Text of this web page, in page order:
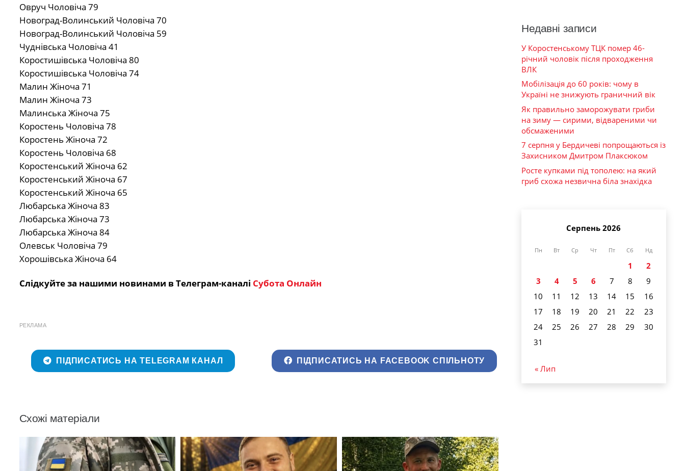
Овруч Чоловіча 79
Новоград-Волинський Чоловіча 70
Новоград-Волинський Чоловіча 59
Чуднівська Чоловіча 41
Коростишівська Чоловіча 80
Коростишівська Чоловіча 74
Малин Жіноча 71
Малин Жіноча 73
Малинська Жіноча 75
Коростень Чоловіча 78
Коростень Жіноча 72
Коростень Чоловіча 68
Коростенський Жіноча 62
Коростенський Жіноча 67
Коростенський Жіноча 65
Любарська Жіноча 83
Любарська Жіноча 73
Любарська Жіноча 84
Олевськ Чоловіча 79
Хорошівська Жіноча 64
Слідкуйте за нашими новинами в Телеграм-каналі Субота Онлайн
РЕКЛАМА
ПІДПИСАТИСЬ НА TELEGRAM КАНАЛ ПІДПИСАТИСЬ НА FACEBOOK СПІЛЬНОТУ
Схожі матеріали
Недавні записи
У Коростенському ТЦК помер 46-
річний чоловік після проходження
ВЛК
Мобілізація до 60 років: чому в
Україні не знижують граничний вік
Як правильно заморожувати гриби
на зиму — сирими, відвареними чи
обсмаженими
7 серпня у Бердичеві попрощаються із
Захисником Дмитром Плаксюком
Росте купками під тополею: на який
гриб схожа незвична біла знахідка
Серпень 2026
Пн Вт Ср Чт Пт Сб Нд
1
2
3
4 5 6 7 8
9
10
11 12 13 14 15
16
17
18 19 20 21 22
23
24
25 26 27 28 29
30
31
« Лип